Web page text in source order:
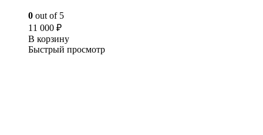
0 out of 5
11 000 ₽
В корзину
Быстрый просмотр